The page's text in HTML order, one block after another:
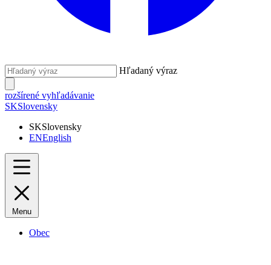
Hľadaný výraz
rozšírené vyhľadávanie
SKSlovensky
SKSlovensky
ENEnglish
Menu
Obec